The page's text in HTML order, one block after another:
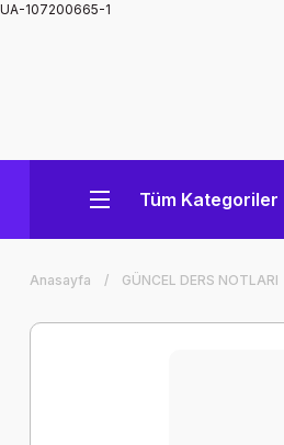
UA-107200665-1
Tüm Kategoriler
Anasayfa GÜNCEL DERS NOTLARI